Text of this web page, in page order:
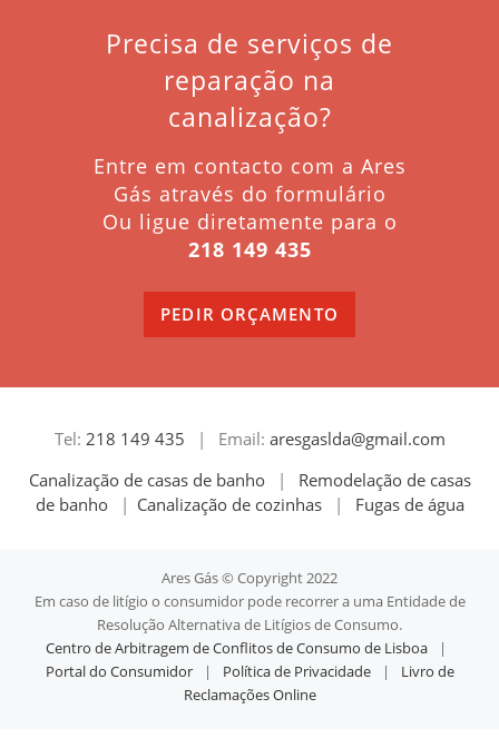
Precisa de serviços de
reparação na
canalização?
Entre em contacto com a Ares
Gás através do formulário
Ou ligue diretamente para o
218 149 435
PEDIR ORÇAMENTO
Tel: 218 149 435 | Email: aresgaslda@gmail.com
Canalização de casas de banho
|
Remodelação de casas
de banho
| Canalização de cozinhas | Fugas de água
Ares Gás © Copyright 2022
Em caso de litígio o consumidor pode recorrer a uma Entidade de
Resolução Alternativa de Litígios de Consumo.
Centro de Arbitragem de Conflitos de Consumo de Lisboa
|
Portal do Consumidor
| Política de Privacidade |
Livro de
Reclamações Online